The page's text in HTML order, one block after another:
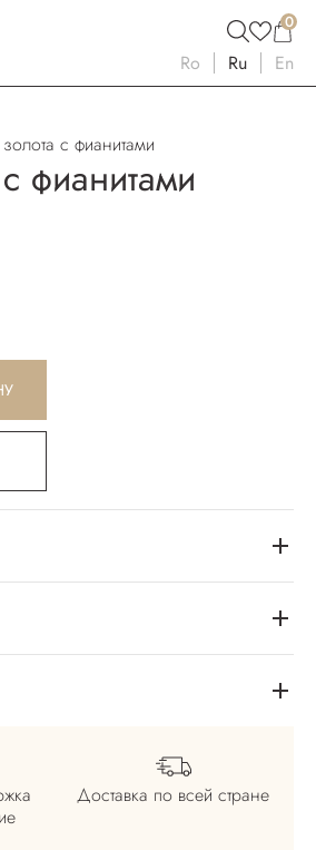
0
Ro Ru En
с фианитами
фианитами
Доставка по всей стране